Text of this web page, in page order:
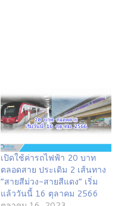
เปิดใช้ค่ารถไฟฟ้า 20 บาท
ตลอดสาย ประเดิม 2 เส้นทาง
“สายสีม่วง-สายสีแดง” เริ่ม
แล้ววันนี้ 16 ตุลาคม 2566